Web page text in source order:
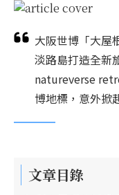
大阪世博「大屋
淡路島打造全新
natureverse
博地標，意外掀
文章目錄